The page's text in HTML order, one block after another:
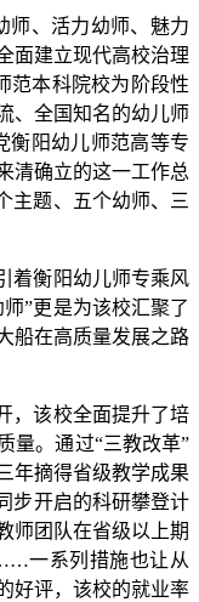
、活力幼师、魅力
面建立现代高校治理
范本科院校为阶段性
、全国知名的幼儿师
衡阳幼儿师范高等专
清确立的这一工作总
主题、五个幼师、三
衡阳幼儿师专乘风
”更是为该校汇聚了
船在高质量发展之路
该校全面提升了培
量。通过“三教改革”
年摘得省级教学成果
步开启的科研攀登计
师团队在省级以上期
一系列措施也让从
好评，该校的就业率